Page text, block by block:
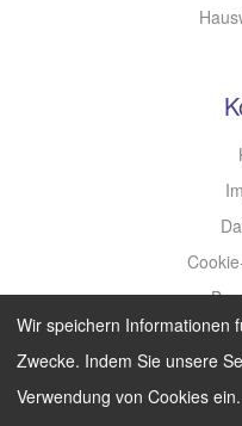
Wir speichern Informationen
Zwecke. Indem Sie unsere
Verwendung von Cookies ein.